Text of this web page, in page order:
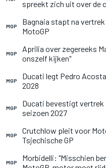
spreekt zich uit over de
MGP
Bagnaia stapt na
MotoGP
MGP
Aprilia over zegereeks
onszelf kijken"
MGP
Ducati legt Pedro
2028
MGP
Ducati bevestigt vertrek
seizoen 2027
MGP
Crutchlow pleit voor
Tsjechische GP
MGP
Morbidelli: "Misschien